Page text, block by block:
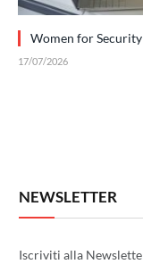
Women for
17/07/2026
NEWSLETTER
Iscriviti alla